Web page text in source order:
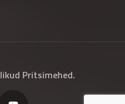
Pritsimehed.